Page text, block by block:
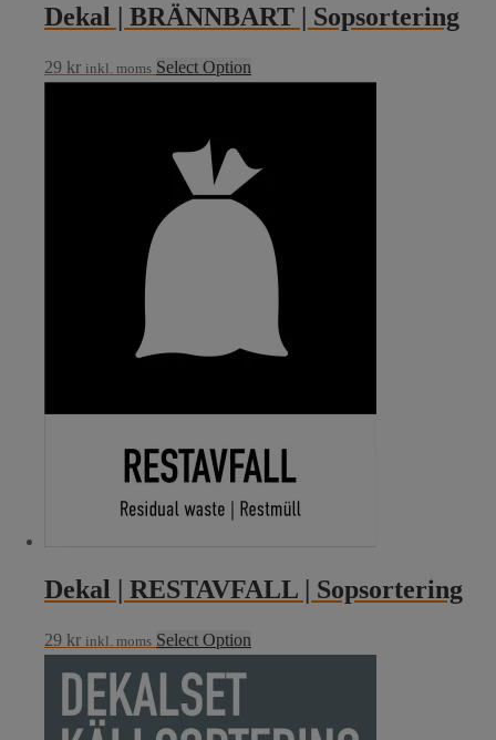
Dekal | BRÄNNBART | Sopsortering
29 kr inkl. moms Select Option
Dekal | RESTAVFALL | Sopsortering
29 kr inkl. moms Select Option